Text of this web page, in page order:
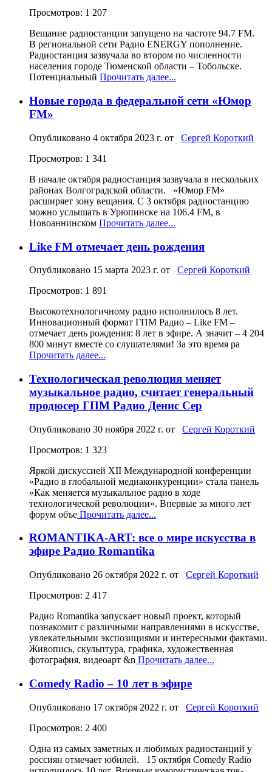
Просмотров: 1 207
Вещание радиостанции запущено на частоте 94.7 FM.
В региональной сети Радио ENERGY пополнение.
Радиостанция зазвучала во втором по численности
населения городе Тюменской области – Тобольске.
Потенциальный Прочитать далее...
Новые города в федеральной сети «Юмор
FM»
Опубликовано 4 октября 2023 г. от Сергей Короткий
Просмотров: 1 341
В начале октября радиостанция зазвучала в нескольких
районах Волгоградской области. «Юмор FM»
расширяет зону вещания. С 3 октября радиостанцию
можно услышать в Урюпинске на 106.4 FM, в
Новоаннинском Прочитать далее...
Like FM отмечает день рождения
Опубликовано 15 марта 2023 г. от Сергей Короткий
Просмотров: 1 891
Высокотехнологичному радио исполнилось 8 лет.
Инновационный формат ГПМ Радио – Like FM –
отмечает день рождения: 8 лет в эфире. А значит – 4 204
800 минут вместе со слушателями! За это время ра
Прочитать далее...
Технологическая революция меняет
музыкальное радио, считает генеральный
продюсер ГПМ Радио Денис Сер
Опубликовано 30 ноября 2022 г. от Сергей Короткий
Просмотров: 1 323
Яркой дискуссией XII Международной конференции
«Радио в глобальной медиаконкуренции» стала панель
«Как меняется музыкальное радио в ходе
технологической революции». Впервые за много лет
форум объе Прочитать далее...
ROMANTIKA-ART: все о мире искусства в
эфире Радио Romantika
Опубликовано 26 октября 2022 г. от Сергей Короткий
Просмотров: 2 417
Радио Romantika запускает новый проект, который
познакомит с различными направлениями в искусстве,
увлекательными экспозициями и интересными фактами.
Живопись, скульптура, графика, художественная
фотография, видеоарт &n Прочитать далее...
Comedy Radio – 10 лет в эфире
Опубликовано 17 октября 2022 г. от Сергей Короткий
Просмотров: 2 400
Одна из самых заметных и любимых радиостанций у
россиян отмечает юбилей. 15 октября Comedy Radio